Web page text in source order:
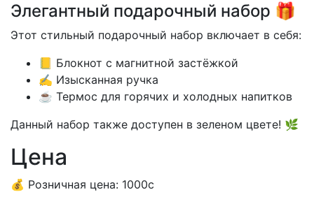
Элегантный подарочный набор 🎁
Этот стильный подарочный набор включает в себя:
📒 Блокнот с магнитной застёжкой
✍️ Изысканная ручка
☕ Термос для горячих и холодных напитков
Данный набор также доступен в зеленом цвете! 🌿
Цена
💰 Розничная цена: 1000с